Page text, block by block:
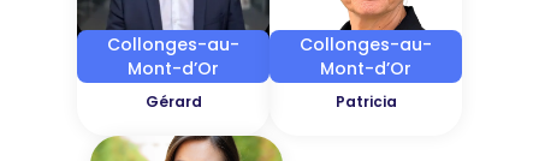
Collonges-au-
Mont-d’Or
Gérard
Collonges-au-
Mont-d’Or
Patricia